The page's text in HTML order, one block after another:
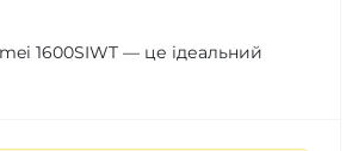
1600SIWT — це ідеальний